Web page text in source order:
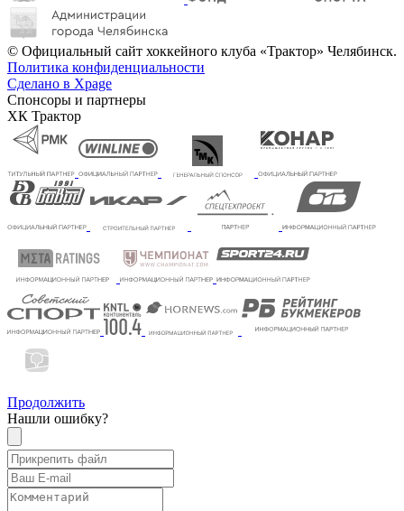
© Официальный сайт хоккейного клуба «Трактор» Челябинск.
Политика конфиденциальности
Сделано в Xpage
Спонсоры и партнеры
ХК Трактор
Продолжить
Нашли ошибку?